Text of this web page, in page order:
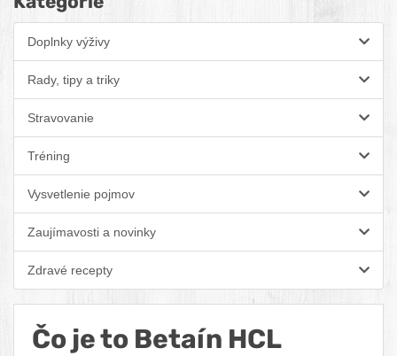
Doplnky výživy
Rady, tipy a triky
Stravovanie
Tréning
Vysvetlenie pojmov
Zaujímavosti a novinky
Zdravé recepty
Čo je to Betaín HCL